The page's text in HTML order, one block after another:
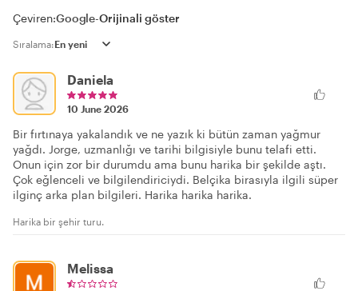
Çeviren:Google-Orijinali göster
Sıralama:
Daniela
10 June 2026
Bir fırtınaya yakalandık ve ne yazık ki bütün zaman yağmur
yağdı. Jorge, uzmanlığı ve tarihi bilgisiyle bunu telafi etti.
Onun için zor bir durumdu ama bunu harika bir şekilde aştı.
Çok eğlenceli ve bilgilendiriciydi. Belçika birasıyla ilgili süper
ilginç arka plan bilgileri. Harika harika harika.
Harika bir şehir turu.
Melissa